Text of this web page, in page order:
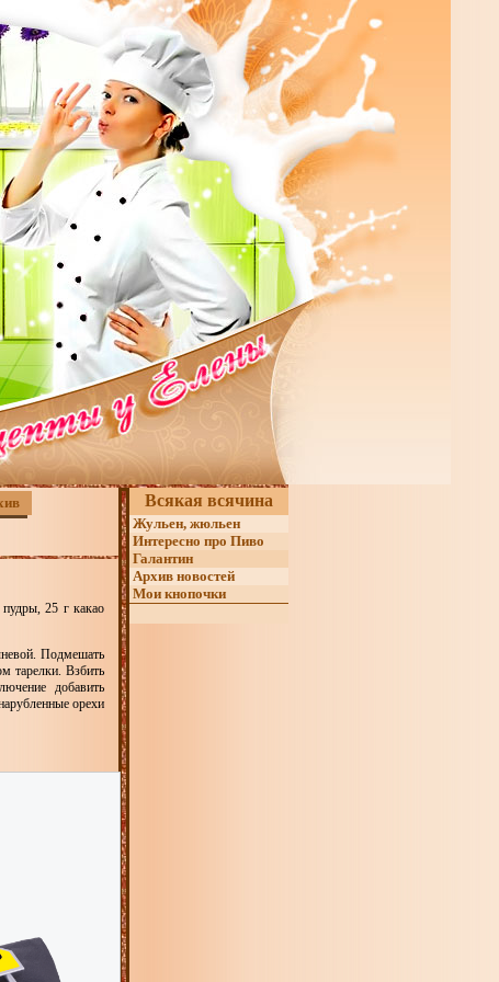
пудры, 25 г какао
Подмешать
тарелки. Взбить
добавить
орехи
Всякая всячина
Жульен, жюльен
Интересно про Пиво
Галантин
Архив новостей
Мои кнопочки